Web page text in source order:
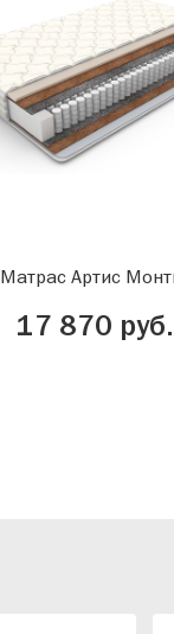
Матрас Артис
17 870 руб.